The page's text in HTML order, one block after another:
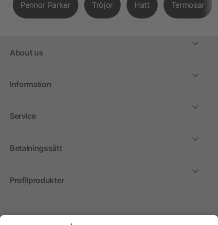
Pennor Parker Tröjor Hatt Termosar
About us
Information
Service
Betalningssätt
Profilprodukter